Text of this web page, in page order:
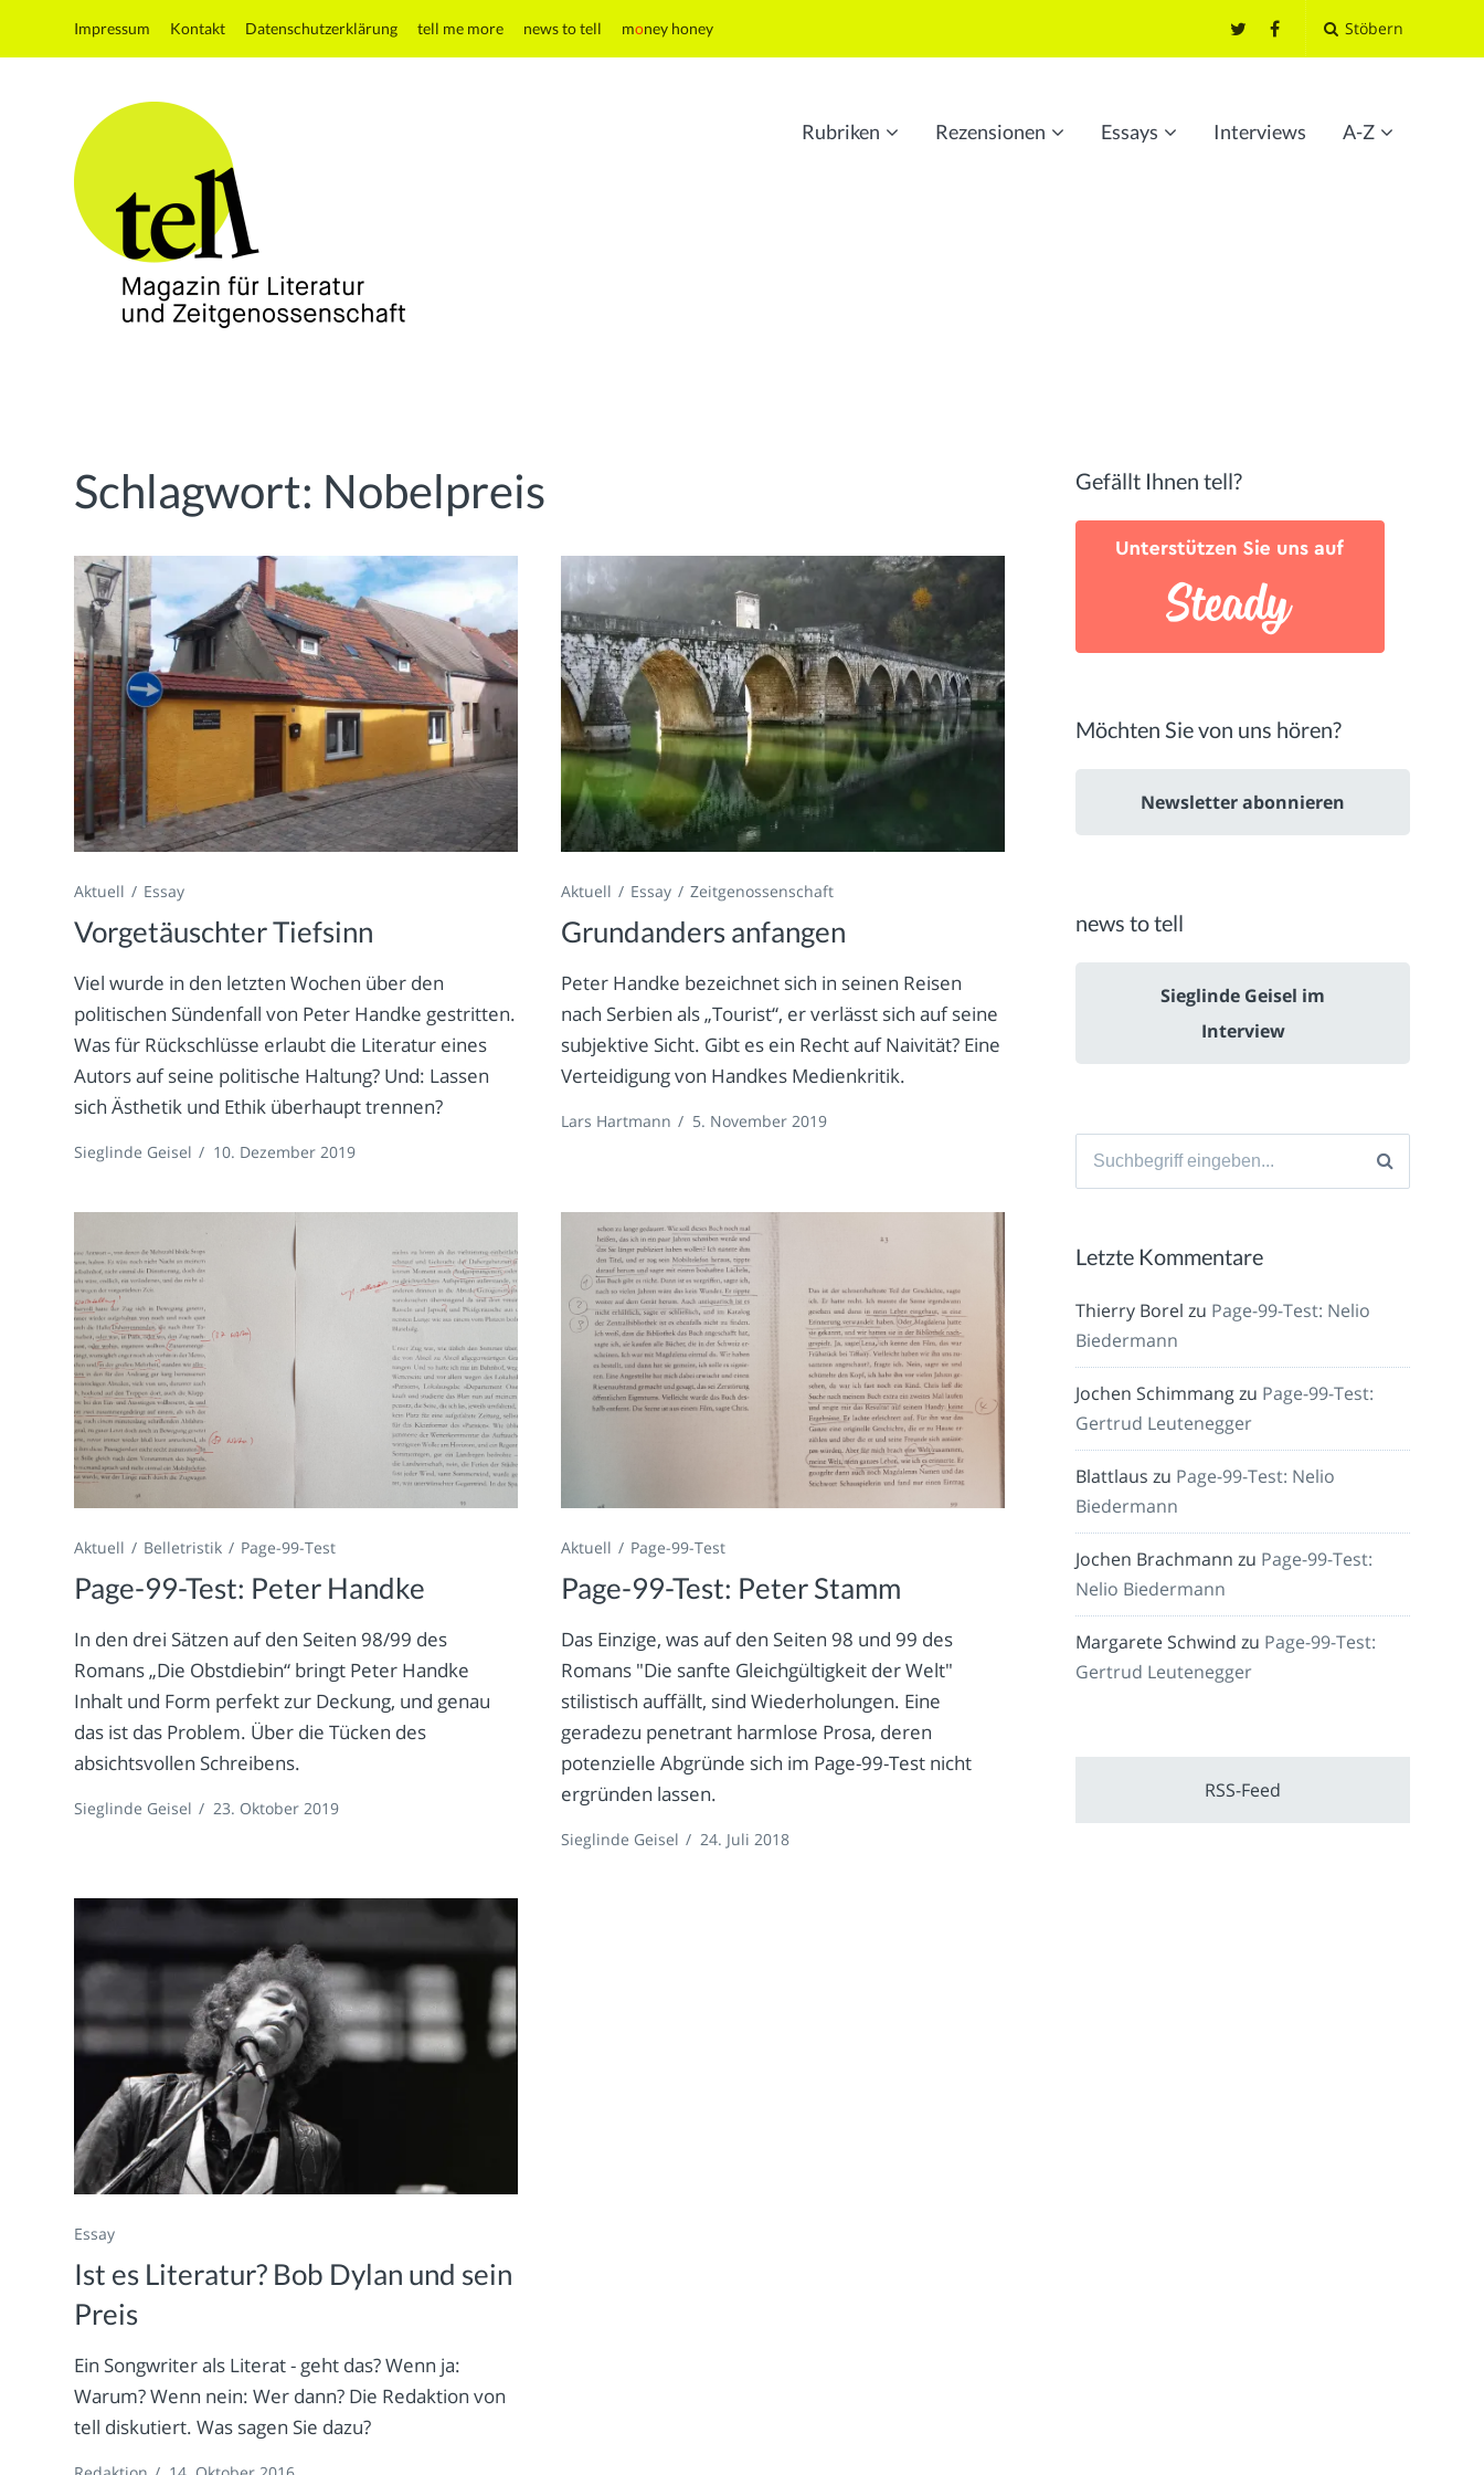
Impressum Kontakt Datenschutzerklärung tell me more news to tell money honey Stöbern
Zeitgenossenschaft
Rubriken Rezensionen Essays Interviews A-Z
Schlagwort: Nobelpreis
Aktuell Essay
Vorgetäuschter Tiefsinn
Viel wurde in den letzten Wochen über den
politischen Sündenfall von Peter Handke gestritten.
Was für Rückschlüsse erlaubt die Literatur eines
Autors auf seine politische Haltung? Und: Lassen
sich Ästhetik und Ethik überhaupt trennen?
Sieglinde Geisel / 10. Dezember 2019
Aktuell Essay Zeitgenossenschaft
Grundanders anfangen
Peter Handke bezeichnet sich in seinen Reisen
nach Serbien als „Tourist“, er verlässt sich auf seine
subjektive Sicht. Gibt es ein Recht auf Naivität? Eine
Verteidigung von Handkes Medienkritik.
Lars Hartmann / 5. November 2019
Aktuell Belletristik Page-99-Test
Page-99-Test: Peter Handke
In den drei Sätzen auf den Seiten 98/99 des
Romans „Die Obstdiebin“ bringt Peter Handke
Inhalt und Form perfekt zur Deckung, und genau
das ist das Problem. Über die Tücken des
absichtsvollen Schreibens.
Sieglinde Geisel / 23. Oktober 2019
Aktuell Page-99-Test
Page-99-Test: Peter Stamm
Das Einzige, was auf den Seiten 98 und 99 des
Romans "Die sanfte Gleichgültigkeit der Welt"
stilistisch auffällt, sind Wiederholungen. Eine
geradezu penetrant harmlose Prosa, deren
potenzielle Abgründe sich im Page-99-Test nicht
ergründen lassen.
Sieglinde Geisel / 24. Juli 2018
Essay
Ist es Literatur? Bob Dylan und sein
Preis
Ein Songwriter als Literat - geht das? Wenn ja:
Warum? Wenn nein: Wer dann? Die Redaktion von
tell diskutiert. Was sagen Sie dazu?
Gefällt Ihnen tell?
Möchten Sie von uns hören?
Newsletter abonnieren
news to tell
Sieglinde Geisel im
Interview
Suche
Letzte Kommentare
Thierry Borel zu Page-99-Test: Nelio
Biedermann
Jochen Schimmangzu Page-99-Test:
Gertrud Leutenegger
Blattlaus zu Page-99-Test: Nelio
Biedermann
Jochen Brachmann zu Page-99-Test:
Nelio Biedermann
Margarete Schwind zu Page-99-Test:
Gertrud Leutenegger
RSS-Feed